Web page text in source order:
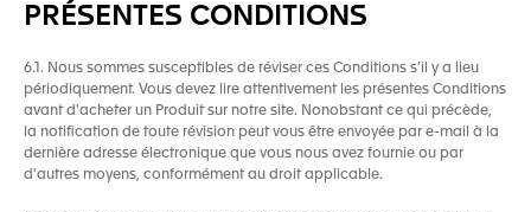
PRÉSENTES CONDITIONS
6.1. Nous sommes susceptibles de réviser ces Conditions s’il y a lieu
périodiquement. Vous devez lire attentivement les présentes Conditions
avant d'acheter un Produit sur notre site. Nonobstant ce qui précède,
la notification de toute révision peut vous être envoyée par e-mail à la
dernière adresse électronique que vous nous avez fournie ou par
d'autres moyens, conformément au droit applicable.